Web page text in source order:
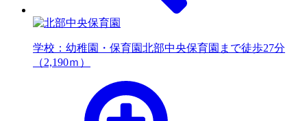
学校：幼稚園・保育園北部中央保育園まで徒歩27分
（2,190ｍ）